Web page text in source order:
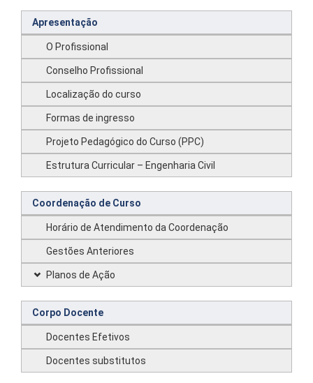
Apresentação
O Profissional
Conselho Profissional
Localização do curso
Formas de ingresso
Projeto Pedagógico do Curso (PPC)
Estrutura Curricular – Engenharia Civil
Coordenação de Curso
Horário de Atendimento da Coordenação
Gestões Anteriores
Planos de Ação
Corpo Docente
Docentes Efetivos
Docentes substitutos